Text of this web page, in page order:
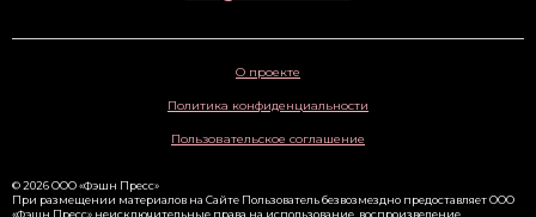
О проекте
Политика конфиденциальности
Пользовательское соглашение
© 2026 ООО «Фэшн Пресс»
При размещении материалов на Сайте Пользователь безвозмездно предоставляет ООО